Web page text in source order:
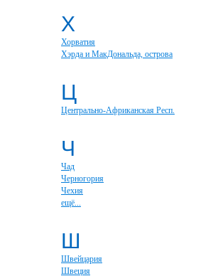
Х
Хорватия
Хэрда и МакДональда, острова
Ц
Центрально-Африканская Респ.
Ч
Чад
Черногория
Чехия
ещё...
Ш
Швейцария
Швеция